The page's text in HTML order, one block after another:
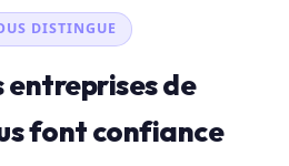
DISTINGUE
entreprises de
font confiance